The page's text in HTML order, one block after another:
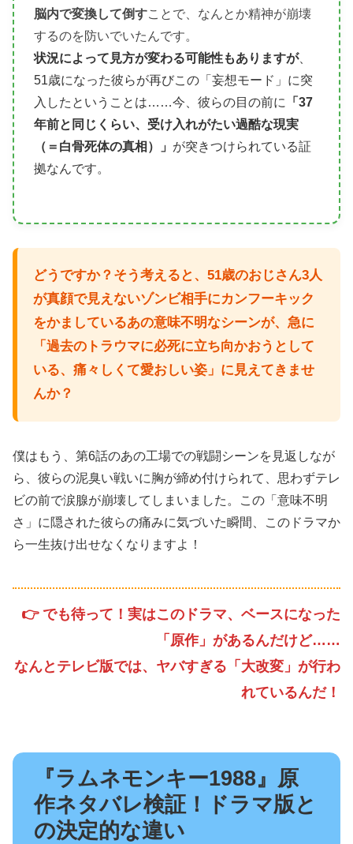
脳内で変換して倒すことで、なんとか精神が崩壊
するのを防いでいたんです。
状況によって見方が変わる可能性もありますが、
51歳になった彼らが再びこの「妄想モード」に突
入したということは……今、彼らの目の前に
「37
年前と同じくらい、受け入れがたい過酷な現実
（＝白骨死体の真相）」 が突きつけられている証
拠なんです。
どうですか？そう考えると、51歳のおじさん3人
が真顔で見えないゾンビ相手にカンフーキック
をかましているあの意味不明なシーンが、急に
「過去のトラウマに必死に立ち向かおうとして
いる、痛々しくて愛おしい姿」に見えてきませ
んか？
僕はもう、第6話のあの工場での戦闘シーンを見返しなが
ら、彼らの泥臭い戦いに胸が締め付けられて、思わずテレ
ビの前で涙腺が崩壊してしまいました。この「意味不明
さ」に隠された彼らの痛みに気づいた瞬間、このドラマか
ら一生抜け出せなくなりますよ！
👉 でも待って！実はこのドラマ、ベースになった
「原作」があるんだけど……
なんとテレビ版では、ヤバすぎる「大改変」が行わ
れているんだ！
『ラムネモンキー1988』原
作ネタバレ検証！ドラマ版と
の決定的な違い